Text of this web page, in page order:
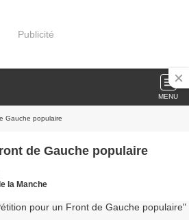
Publicité
MENU
Gauche populaire
de Gauche populaire
la Manche